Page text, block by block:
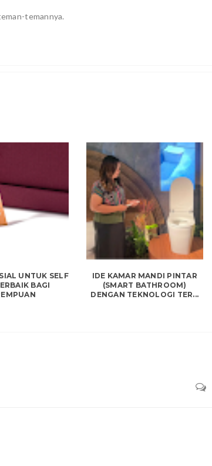
temannya.
UNTUK SELF
BAGI
IDE KAMAR MANDI PINTAR
(SMART BATHROOM)
DENGAN TEKNOLOGI TER...